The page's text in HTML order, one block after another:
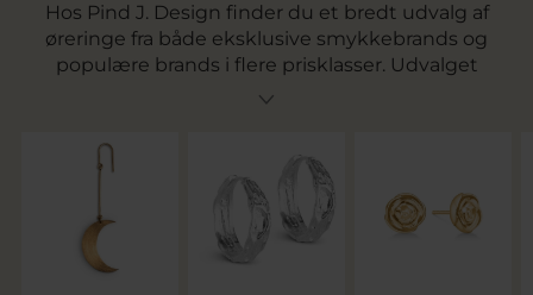
Hos Pind J. Design finder du et bredt udvalg af
øreringe fra både eksklusive smykkebrands og
populære brands i flere prisklasser. Udvalget
spænder fra enkle ørestikker og små øreringe til
materialer som guld, sølv, forgyldt sølv og
hvidguld – med og uden sten.